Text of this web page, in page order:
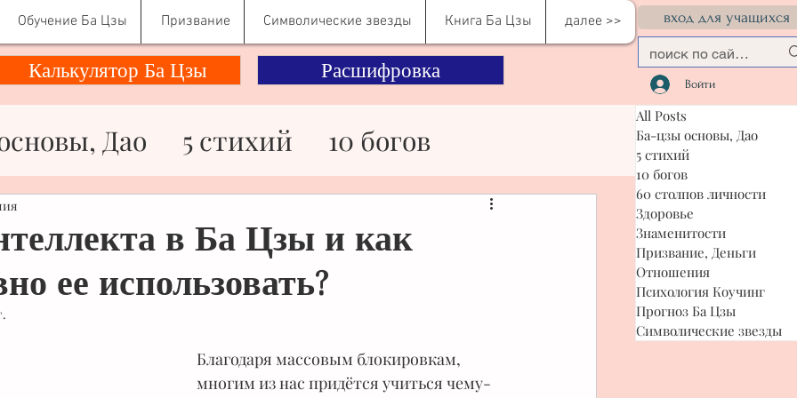
Обучение Ба Цзы Призвание Символические звезды Книга Ба Цзы далее >>
Калькулятор Ба Цзы Расшифровка
вход для учащихся
Войти
Дао 5 стихий
10 богов
Отношения
Психология Коучинг
Символические звезды
в Ба Цзы и как
ее использовать?
Благодаря массовым блокировкам,
многим из нас придётся учиться чему-
All Posts
Ба-цзы основы, Дао
5 стихий
10 богов
60 столпов личности
Здоровье
Знаменитости
Призвание, Деньги
Отношения
Психология Коучинг
Прогноз Ба Цзы
Символические звезды